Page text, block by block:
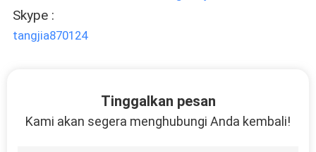
PERMINTAAN
Skype :
tangjia870124
Tinggalkan pesan
Kami akan segera menghubungi Anda kembali!